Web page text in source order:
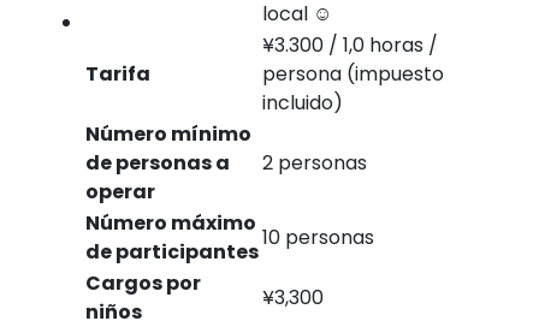
local ☺️
Tarifa
¥3.300 / 1,0 horas /
persona (impuesto
incluido)
Número mínimo
de personas a
operar
2 personas
Número máximo
de participantes
10 personas
Cargos por
niños
¥3,300